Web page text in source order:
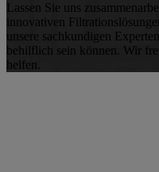
Lassen Sie uns
innovativen
unsere sachkundigen
behilflich sein können. Wir
helfen.